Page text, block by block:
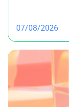
07/08/2026